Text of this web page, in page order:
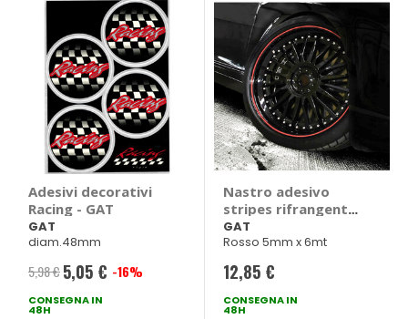
Adesivi decorativi
Racing - GAT
GAT
diam.48mm
5,98 € Prezzo
speciale
5,05 € -16%
CONSEGNA IN
48H
Nastro adesivo
stripes rifrangente
Wheel Trim - GAT
GAT
Rosso 5mm x 6mt
12,85 €
CONSEGNA IN
48H